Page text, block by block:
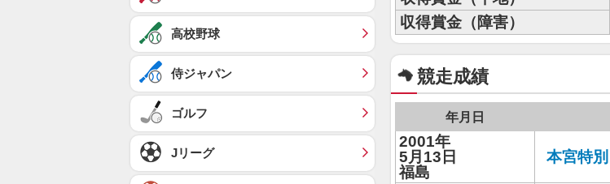
収得賞金（障害）
競走成績
年月日
2001年
5月13日
福島
本宮特別
高校野球
侍ジャパン
ゴルフ
Jリーグ